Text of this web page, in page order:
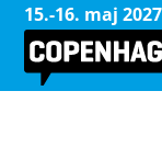
15.-16. maj